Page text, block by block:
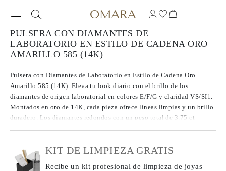
PULSERA CON DIAMANTES DE
LABORATORIO EN ESTILO DE CADENA ORO
AMARILLO 585 (14K)
Pulsera con Diamantes de Laboratorio en Estilo de Cadena Oro
Amarillo 585 (14K). Eleva tu look diario con el brillo de los
diamantes de origen laboratorial en colores E/F/G y claridad VS/SI1.
Montados en oro de 14K, cada pieza ofrece líneas limpias y un brillo
duradero. Los diamantes redondos con un peso total de 3.75 ct
KIT DE LIMPIEZA GRATIS
Recibe un kit profesional de limpieza de joyas